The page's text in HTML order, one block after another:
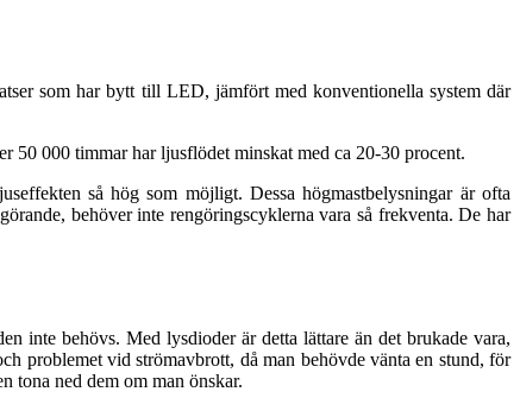
som har bytt till LED, jämfört med konventionella system där
50 000 timmar har ljusflödet minskat med ca 20-30 procent.
så hög som möjligt. Dessa högmastbelysningar är ofta
behöver inte rengöringscyklerna vara så frekventa. De har
inte behövs. Med lysdioder är detta lättare än det brukade vara,
problemet vid strömavbrott, då man behövde vänta en stund, för
tona ned dem om man önskar.